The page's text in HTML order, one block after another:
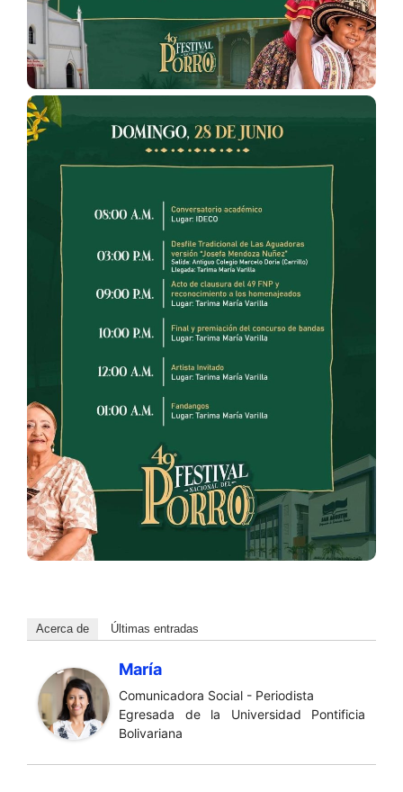
Acerca de Últimas entradas
María
Comunicadora Social - Periodista
Egresada de la Universidad Pontificia
Bolivariana